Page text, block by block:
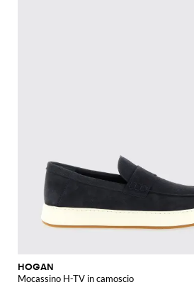
HOGAN
Mocassino H-TV in camoscio